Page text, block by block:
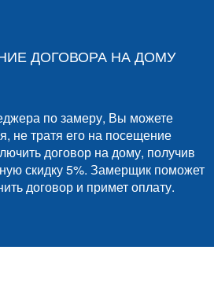
ДОГОВОРА НА ДОМУ
по замеру, Вы можете
не тратя его на посещение
договор на дому, получив
скидку 5%. Замерщик поможет
договор и примет оплату.